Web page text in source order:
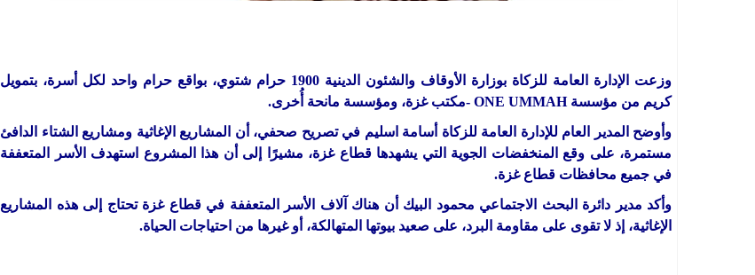
وزعت الإدارة العامة للزكاة بوزارة الأوقاف والشئون الدينية 1900 حرام شتوي، بواقع حرام واحد لكل أسرة، بتمويل
كريم من مؤسسة ONE UMMAH -مكتب غزة، ومؤسسة مانحة أُخرى.
وأوضح المدير العام للإدارة العامة للزكاة أسامة اسليم في تصريح صحفي، أن المشاريع الإغاثية ومشاريع الشتاء الدافئ
مستمرة، على وقع المنخفضات الجوية التي يشهدها قطاع غزة، مشيرًا إلى أن هذا المشروع استهدف الأسر المتعففة
في جميع محافظات قطاع غزة.
وأكد مدير دائرة البحث الاجتماعي محمود البيك أن هناك آلاف الأسر المتعففة في قطاع غزة تحتاج إلى هذه المشاريع
الإغاثية، إذ لا تقوى على مقاومة البرد، على صعيد بيوتها المتهالكة، أو غيرها من احتياجات الحياة.